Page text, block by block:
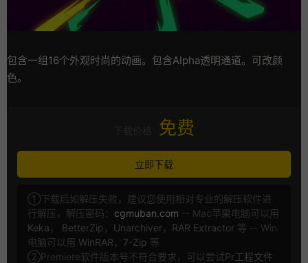
包含一组16个外观时尚的动画。包含Alpha透明通道。可改颜
色。
免费
立即下载
①下载后如解压失败，建议您使用相对专业的解压软件进
行解压，解压密码： cgmuban.com -- Mac苹果电脑可以用
Keka ， BetterZip ， Unarchiver， RAR Extractor 等 -- Win
电脑可以用 WinRAR ， 7-Zip 等
②Premiere软件版本号不符合要求，可以尝试Pr工程文件